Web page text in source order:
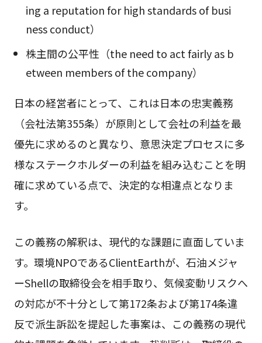
ing a reputation for high standards of busi
ness conduct）
株主間の公平性（the need to act fairly as b
etween members of the company）
日本の経営者にとって、これは日本の忠実義務
（会社法第355条）が原則として会社の利益を最
優先に求めるのと異なり、意思決定プロセスに多
様なステークホルダーの利益を組み込むことを明
確に求めている点で、決定的な相違点となりま
す。
この義務の解釈は、現代的な課題に直面していま
す。環境NPOであるClientEarthが、石油メジャ
ーShellの取締役会を相手取り、気候変動リスクへ
の対応が不十分として第172条および第174条違
反で派生訴訟を提起した事案は、この義務の現代